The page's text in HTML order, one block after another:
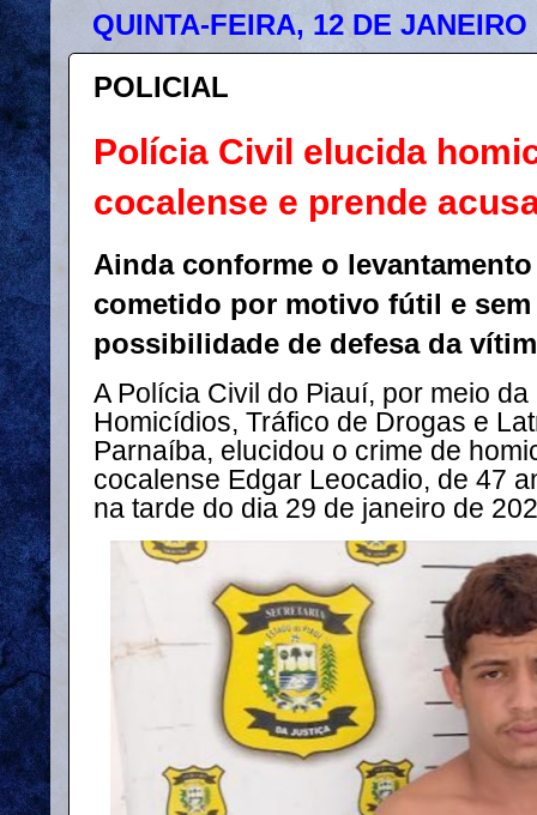
QUINTA-FEIRA, 12 DE JANEIRO
POLICIAL
Polícia Civil elucida
cocalense e prende
Ainda conforme o
cometido por motivo fútil e
possibilidade de defesa da
A Polícia Civil do Piauí, por meio
Homicídios, Tráfico de Drogas e
Parnaíba, elucidou o crime de
cocalense Edgar Leocadio, de 47
na tarde do dia 29 de janeiro de